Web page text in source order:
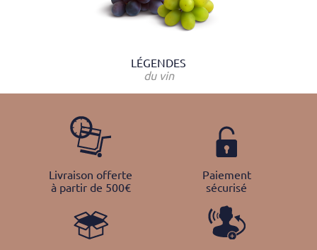
LÉGENDES
du vin
Livraison offerte
à partir de 500€
Paiement
sécurisé